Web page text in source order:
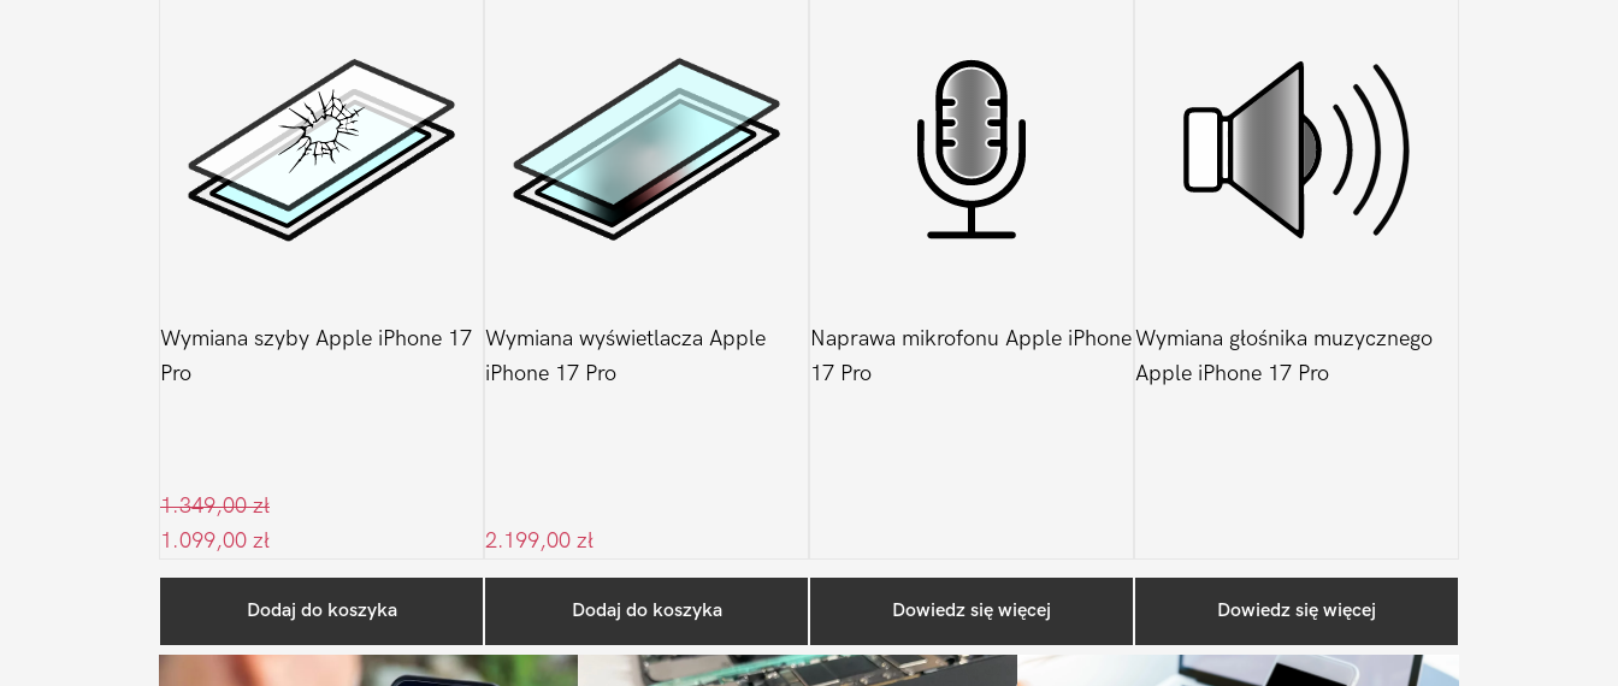
Wymiana szyby Apple iPhone 17
Pro
1.349,00zł
1.099,00 zł
Dodaj do koszyka
Wymiana wyświetlacza Apple
iPhone 17 Pro
2.199,00 zł
Dodaj do koszyka
Naprawa mikrofonu Apple iPhone
17 Pro
Dowiedz się więcej
Wymiana głośnika muzycznego
Apple iPhone 17 Pro
Dowiedz się więcej
Sidebar
Ostatnio na blogu